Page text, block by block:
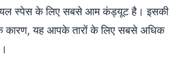
स्पेस के लिए सबसे आम कंड्यूट है। इसकी
के कारण, यह आपके तारों के लिए सबसे अधिक